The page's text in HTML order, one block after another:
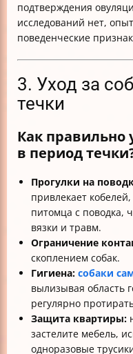
подтверждения
исследований нет,
поведенческие
3. Уход за
течки
Как правильно
в период
Прогулки на
привлекает
питомца с поводка,
вязки и травм.
Ограничение
скоплением собак.
Гигиена: собаки
вылизывая область
регулярно
Защита квартиры:
застелите мебель,
одноразовые